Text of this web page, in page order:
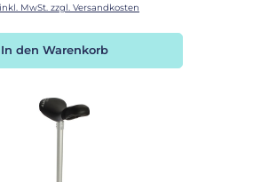
MwSt. zzgl. Versandkosten
In den Warenkorb